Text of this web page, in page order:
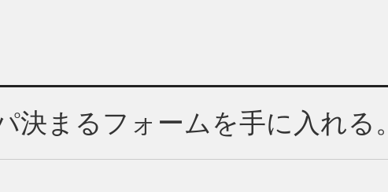
決まるフォームを手に入れる。